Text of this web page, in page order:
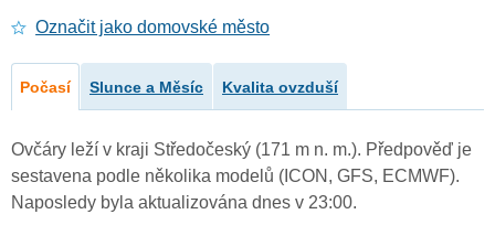
Označit jako domovské město
Počasí Slunce a Měsíc Kvalita ovzduší
Ovčáry leží v kraji Středočeský (171 m n. m.). Předpověď je
sestavena podle několika modelů (ICON, GFS, ECMWF).
Naposledy byla aktualizována dnes v 23:00.